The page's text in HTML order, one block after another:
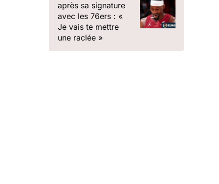
après sa signature
avec les 76ers : «
Je vais te mettre
une raclée »